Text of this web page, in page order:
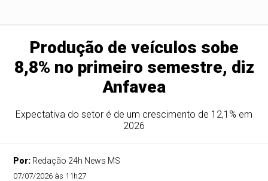
Produção de veículos sobe
8,8% no primeiro semestre, diz
Anfavea
Expectativa do setor é de um crescimento de 12,1% em
2026
Por: Redação 24h News MS
07/07/2026 às 11h27